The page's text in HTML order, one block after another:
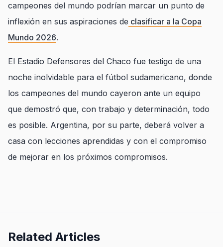
campeones del mundo podrían marcar un punto de
inflexión en sus aspiraciones de clasificar a la Copa
Mundo 2026.
El Estadio Defensores del Chaco fue testigo de una
noche inolvidable para el fútbol sudamericano, donde
los campeones del mundo cayeron ante un equipo
que demostró que, con trabajo y determinación, todo
es posible. Argentina, por su parte, deberá volver a
casa con lecciones aprendidas y con el compromiso
de mejorar en los próximos compromisos.
Related Articles